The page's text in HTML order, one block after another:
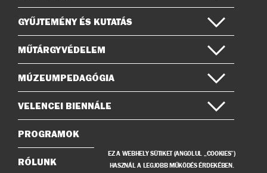
GYŰJTEMÉNY ÉS KUTATÁS
MŰTÁRGYVÉDELEM
MÚZEUMPEDAGÓGIA
VELENCEI BIENNÁLE
PROGRAMOK
RÓLUNK
EZ A WEBHELY SÜTIKET (ANGOLUL „COOKIES”)
HASZNÁL A LEGJOBB MŰKÖDÉS ÉRDEKÉBEN.